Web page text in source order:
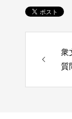
衆
質